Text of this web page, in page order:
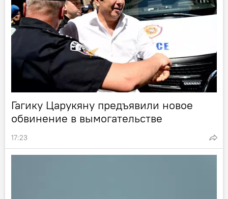
Гагику Царукяну предъявили новое
обвинение в вымогательстве
17:23